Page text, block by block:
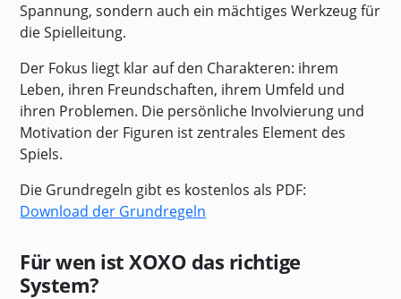
Spannung, sondern auch ein mächtiges Werkzeug für
die Spielleitung.
Der Fokus liegt klar auf den Charakteren: ihrem
Leben, ihren Freundschaften, ihrem Umfeld und
ihren Problemen. Die persönliche Involvierung und
Motivation der Figuren ist zentrales Element des
Spiels.
Die Grundregeln gibt es kostenlos als PDF:
Download der Grundregeln
Für wen ist XOXO das richtige
System?